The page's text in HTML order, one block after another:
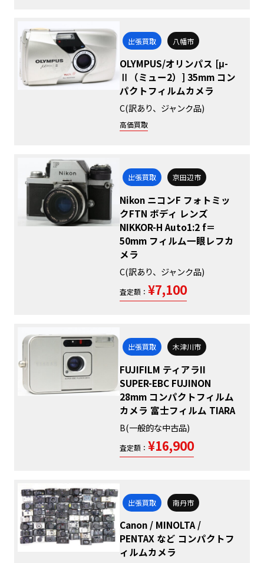
出張買取 八幡市
OLYMPUS/オリンパス [μ-
Ⅱ（ミュー2）] 35mm コン
パクトフィルムカメラ
C(訳あり、ジャンク品)
高価買取
出張買取 京田辺市
Nikon ニコンF フォトミッ
クFTN ボディ レンズ
NIKKOR-H Auto1:2 f＝
50mm フィルム一眼レフカ
メラ
C(訳あり、ジャンク品)
査定額： ¥7,100
出張買取 木津川市
FUJIFILM ティアラII
SUPER-EBC FUJINON
28mm コンパクトフィルム
カメラ 富士フィルム TIARA
B(一般的な中古品)
査定額： ¥16,900
出張買取 南丹市
Canon / MINOLTA /
PENTAX など コンパクトフ
ィルムカメラ